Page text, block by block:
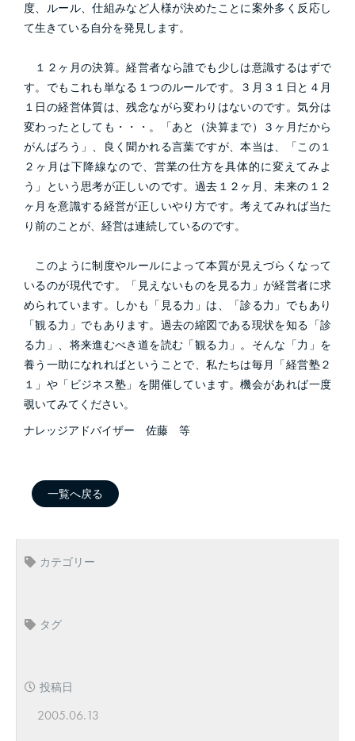
度、ルール、仕組みなど人様が決めたことに案外多く反応し
て生きている自分を発見します。
１２ヶ月の決算。経営者なら誰でも少しは意識するはずで
す。でもこれも単なる１つのルールです。３月３１日と４月
１日の経営体質は、残念ながら変わりはないのです。気分は
変わったとしても・・・。「あと（決算まで）３ヶ月だから
がんばろう」、良く聞かれる言葉ですが、本当は、「この１
２ヶ月は下降線なので、営業の仕方を具体的に変えてみよ
う」という思考が正しいのです。過去１２ヶ月、未来の１２
ヶ月を意識する経営が正しいやり方です。考えてみれば当た
り前のことが、経営は連続しているのです。
このように制度やルールによって本質が見えづらくなって
いるのが現代です。「見えないものを見る力」が経営者に求
められています。しかも「見る力」は、「診る力」でもあり
「観る力」でもあります。過去の縮図である現状を知る「診
る力」、将来進むべき道を読む「観る力」。そんな「力」を
養う一助になれればということで、私たちは毎月「経営塾２
１」や「ビジネス塾」を開催しています。機会があれば一度
覗いてみてください。
ナレッジアドバイザー 佐藤 等
一覧へ戻る
カテゴリー
タグ
投稿日
2005.06.13